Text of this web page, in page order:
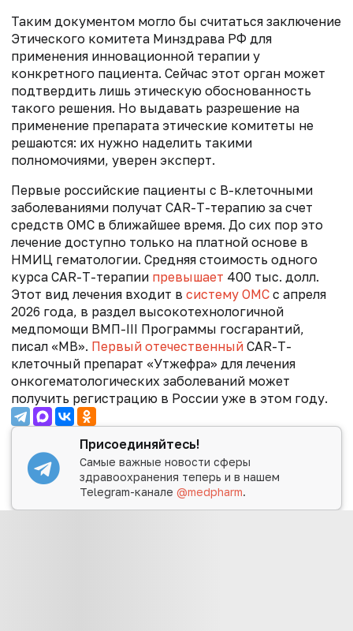
Таким документом могло бы считаться заключение
Этического комитета Минздрава РФ для
применения инновационной терапии у
конкретного пациента. Сейчас этот орган может
подтвердить лишь этическую обоснованность
такого решения. Но выдавать разрешение на
применение препарата этические комитеты не
решаются: их нужно наделить такими
полномочиями, уверен эксперт.
Первые российские пациенты с B-клеточными
заболеваниями получат CAR-T-терапию за счет
средств ОМС в ближайшее время. До сих пор это
лечение доступно только на платной основе в
НМИЦ гематологии. Средняя стоимость одного
курса CAR-T-терапии превышает 400 тыс. долл.
Этот вид лечения входит в систему ОМС с апреля
2026 года, в раздел высокотехнологичной
медпомощи ВМП-III Программы госгарантий,
писал «МВ». Первый отечественный CAR-T-
клеточный препарат «Утжефра» для лечения
онкогематологических заболеваний может
получить регистрацию в России уже в этом году.
Присоединяйтесь!
Самые важные новости сферы
здравоохранения теперь и в нашем
Telegram-канале@medpharm.